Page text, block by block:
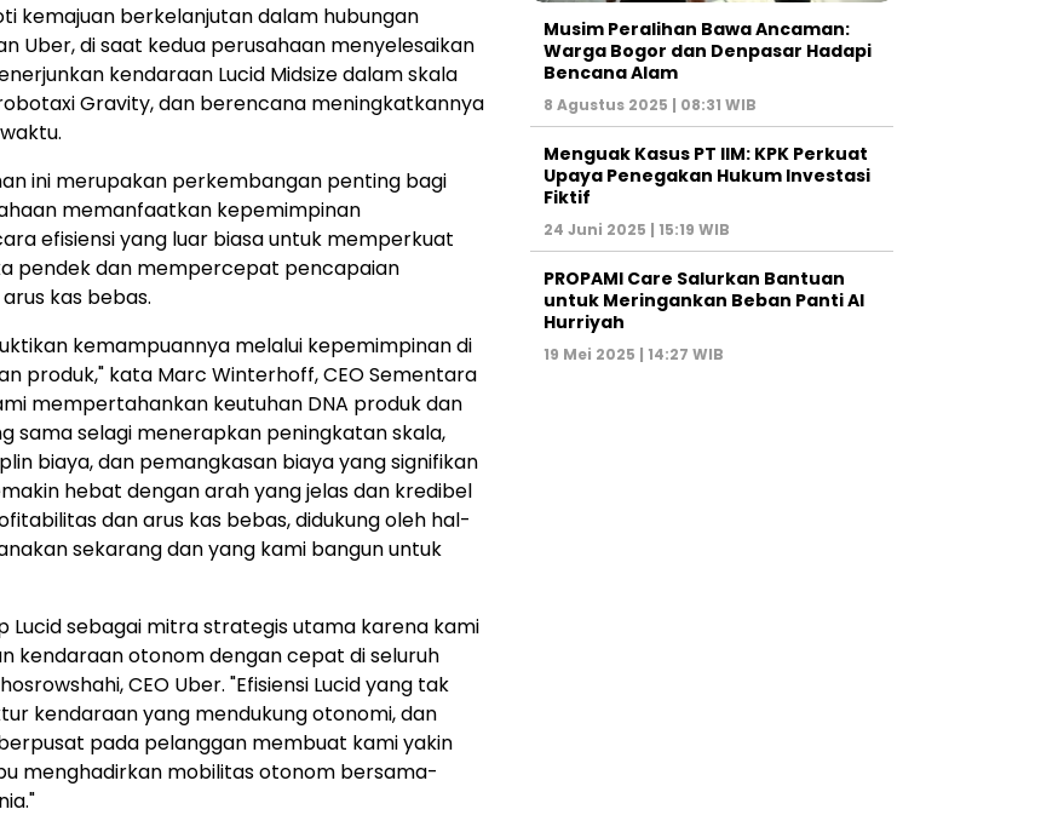
kemajuan berkelanjutan dalam hubungan
Uber, di saat kedua perusahaan menyelesaikan
kendaraan Lucid Midsize dalam skala
Gravity, dan berencana meningkatkannya
ini merupakan perkembangan penting bagi
memanfaatkan kepemimpinan
efisiensi yang luar biasa untuk memperkuat
pendek dan mempercepat pencapaian
kas bebas.
kemampuannya melalui kepemimpinan di
produk," kata Marc Winterhoff, CEO Sementara
mempertahankan keutuhan DNA produk dan
sama selagi menerapkan peningkatan skala,
biaya, dan pemangkasan biaya yang signifikan
hebat dengan arah yang jelas dan kredibel
dan arus kas bebas, didukung oleh hal-
sekarang dan yang kami bangun untuk
Lucid sebagai mitra strategis utama karena kami
kendaraan otonom dengan cepat di seluruh
CEO Uber. "Efisiensi Lucid yang tak
kendaraan yang mendukung otonomi, dan
pada pelanggan membuat kami yakin
menghadirkan mobilitas otonom bersama-
Musim Peralihan Bawa Ancaman:
Warga Bogor dan Denpasar Hadapi
Bencana Alam
8 Agustus 2025 | 08:31 WIB
Menguak Kasus PT IIM: KPK Perkuat
Upaya Penegakan Hukum Investasi
Fiktif
24 Juni 2025 | 15:19 WIB
PROPAMI Care Salurkan Bantuan
untuk Meringankan Beban Panti Al
Hurriyah
19 Mei 2025 | 14:27 WIB